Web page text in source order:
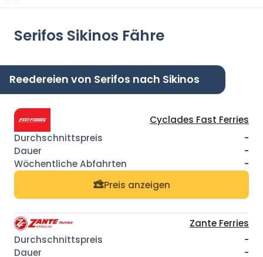
Serifos Sikinos Fähre
Reedereien von Serifos nach Sikinos
Cyclades Fast Ferries
-
-
-
Preis anzeigen
Zante Ferries
-
-